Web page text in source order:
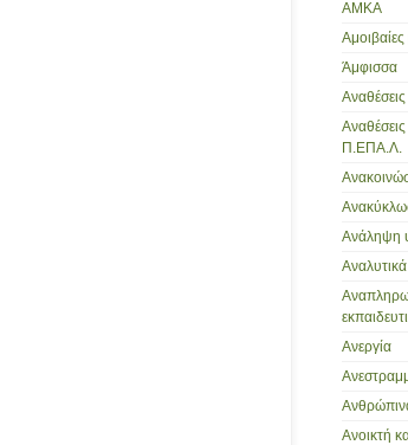
ΑΜΚΑ
Αμοιβαίες
Άμφισσα
Π.ΕΠΑ.Λ.
Ανάληψη
Ανεργία
Ανοικτή